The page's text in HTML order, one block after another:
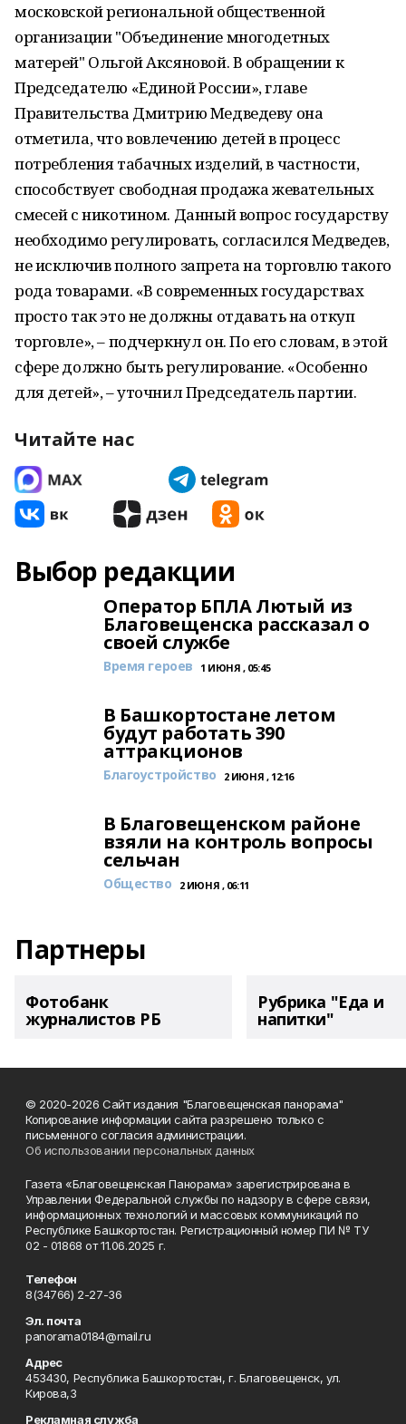
московской региональной общественной
организации "Объединение многодетных
матерей" Ольгой Аксяновой. В обращении к
Председателю «Единой России», главе
Правительства Дмитрию Медведеву она
отметила, что вовлечению детей в процесс
потребления табачных изделий, в частности,
способствует свободная продажа жевательных
смесей с никотином. Данный вопрос государству
необходимо регулировать, согласился Медведев,
не исключив полного запрета на торговлю такого
рода товарами. «В современных государствах
просто так это не должны отдавать на откуп
торговле», – подчеркнул он. По его словам, в этой
сфере должно быть регулирование. «Особенно
для детей», – уточнил Председатель партии.
Читайте нас
Выбор редакции
Оператор БПЛА Лютый из
Благовещенска рассказал о
своей службе
Время героев 1 ИЮНЯ , 05:45
В Башкортостане летом
будут работать 390
аттракционов
Благоустройство 2 ИЮНЯ , 12:16
В Благовещенском районе
взяли на контроль вопросы
сельчан
Общество 2 ИЮНЯ , 06:11
Партнеры
Фотобанк
журналистов РБ
Рубрика "Еда и
напитки"
© 2020-2026 Сайт издания "Благовещенская панорама"
Копирование информации сайта разрешено только с
письменного согласия администрации.
Об использовании персональных данных
Газета «Благовещенская Панорама» зарегистрирована в
Управлении Федеральной службы по надзору в сфере связи,
информационных технологий и массовых коммуникаций по
Республике Башкортостан. Регистрационный номер ПИ № ТУ
02 - 01868 от 11.06.2025 г.
Телефон
8(34766) 2-27-36
Эл. почта
panorama0184@mail.ru
Адрес
453430, Республика Башкортостан, г. Благовещенск, ул.
Кирова,3
Рекламная служба